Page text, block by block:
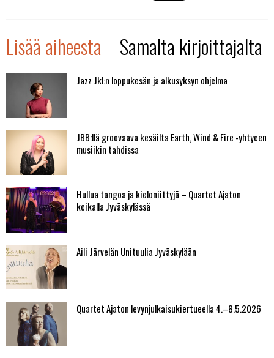
Lisää aiheesta Samalta kirjoittajalta
Jazz Jkl:n loppukesän ja alkusyksyn ohjelma
JBB:llä groovaava kesäilta Earth, Wind & Fire -yhtyeen
musiikin tahdissa
Hullua tangoa ja kieloniittyjä – Quartet Ajaton
keikalla Jyväskylässä
Aili Järvelän Unituulia Jyväskylään
Quartet Ajaton levynjulkaisukiertueella 4.–8.5.2026